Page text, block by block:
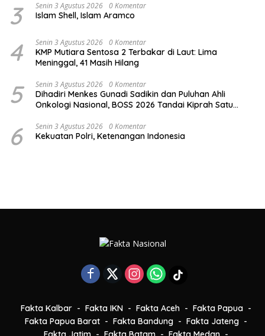
3 Senin 3 Agustus 2026 0 Komentar
Islam Shell, Islam Aramco
4 Senin 3 Agustus 2026 0 Komentar
KMP Mutiara Sentosa 2 Terbakar di Laut: Lima
Meninggal, 41 Masih Hilang
5 Senin 3 Agustus 2026 0 Komentar
Dihadiri Menkes Gunadi Sadikin dan Puluhan Ahli
Onkologi Nasional, BOSS 2026 Tandai Kiprah Satu
6 Senin 3 Agustus 2026 0 Komentar
Kekuatan Polri, Ketenangan Indonesia
Fakta Kalbar Fakta IKN Fakta Aceh
Fakta Papua
Fakta Papua Barat
Fakta Bandung
Fakta Jateng